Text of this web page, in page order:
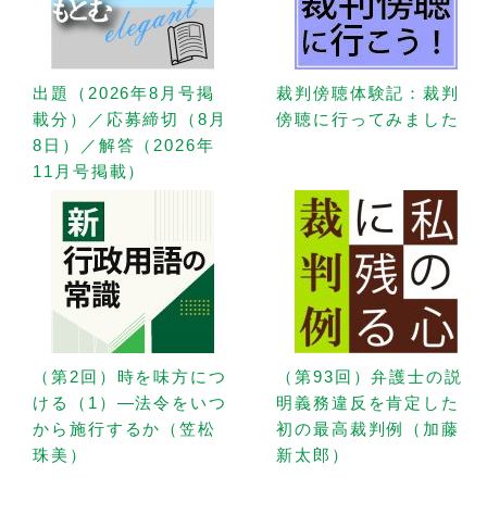
出題（2026年8月号掲
載分）／応募締切（8月
8日）／解答（2026年
11月号掲載）
裁判傍聴体験記：裁判
傍聴に行ってみました
（第2回）時を味方につ
ける（1）—法令をいつ
から施行するか（笠松
珠美）
（第93回）弁護士の説
明義務違反を肯定した
初の最高裁判例（加藤
新太郎）